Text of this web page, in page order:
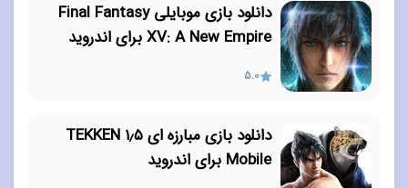
دانلود بازی موبایلی Final Fantasy
XV: A New Empire برای اندروید
5.0
دانلود بازی مبارزه ای ۱٫۵ TEKKEN
Mobile برای اندروید